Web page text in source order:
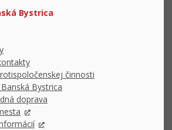
Bystrica
činnosti
Bystrica
doprava